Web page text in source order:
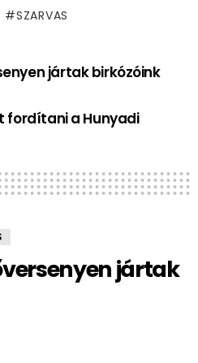
SZARVAS
jártak birkózóink
fordítani a Hunyadi
jártak